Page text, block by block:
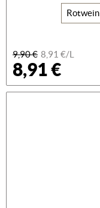
Rotwein
9,90 € 8,91 €/L
8,91 €